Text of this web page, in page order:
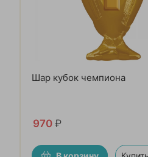
Шар кубок чемпиона
970 ₽